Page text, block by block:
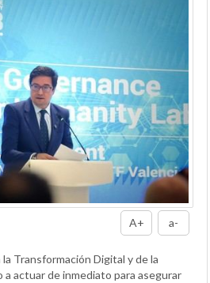
A+ a-
Transformación Digital y de la
a actuar de inmediato para asegurar